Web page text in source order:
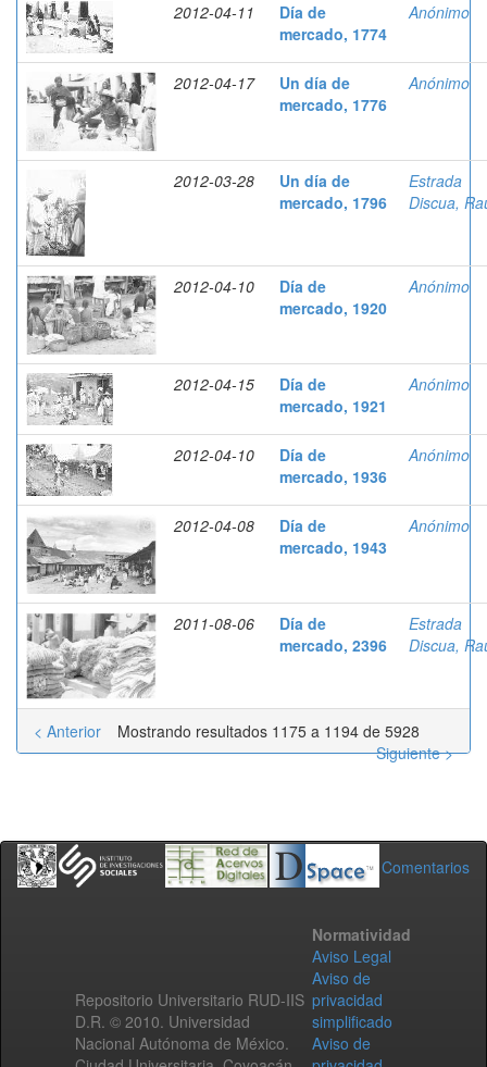
2012-04-11
Día de
mercado, 1774
Anónimo
2012-04-17
Un día de
mercado, 1776
Anónimo
2012-03-28
Un día de
mercado, 1796
Estrada
Discua,
2012-04-10
Día de
mercado, 1920
Anónimo
2012-04-15
Día de
mercado, 1921
Anónimo
2012-04-10
Día de
mercado, 1936
Anónimo
2012-04-08
Día de
mercado, 1943
Anónimo
2011-08-06
Día de
mercado, 2396
Estrada
Discua,
Mostrando resultados 1175 a 1194 de 5928
< Anterior
Siguiente >
Comentarios
Repositorio Universitario RUD-IIS
D.R. © 2010. Universidad
Nacional Autónoma de México.
Normatividad
Aviso Legal
Aviso de
privacidad
simplificado
Aviso de